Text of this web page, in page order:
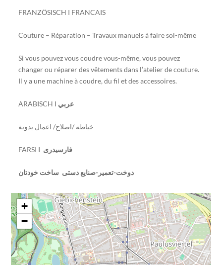
FRANZÖSISCH I FRANCAIS
Couture – Réparation – Travaux manuels á faire sol-même
Si vous pouvez vous coudre vous-même, vous pouvez
changer ou réparer des vêtements dans l’atelier de couture.
Il y a une machine à coudre, du fil et des accessoires.
ARABISCH I عربي
خياطة /اصلاح/ اعمال يدوية
FARSI I فارسیدری
دوخت-تعمیر-صنایع دستی ساخت خودتان
+
−